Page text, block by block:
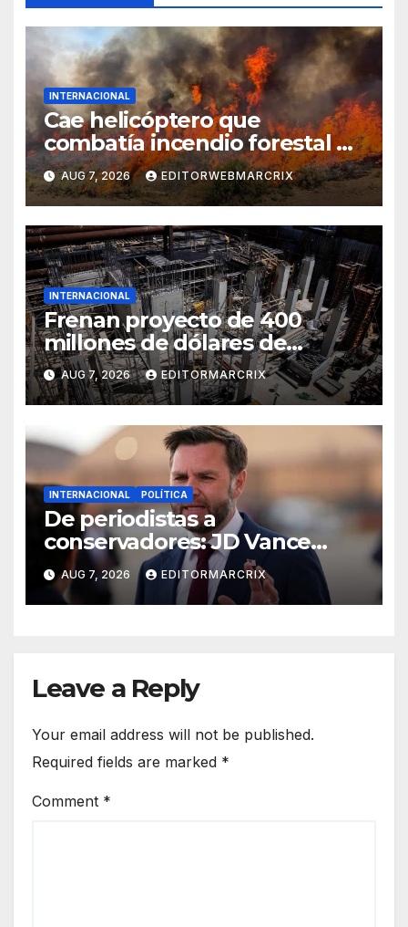
INTERNACIONAL
Cae helicóptero que
combatía incendio forestal en
Utah
AUG 7, 2026 EDITORWEBMARCRIX
INTERNACIONAL
Frenan proyecto de 400
millones de dólares de
Trump en la Casa Blanca
AUG 7, 2026 EDITORMARCRIX
INTERNACIONAL POLÍTICA
De periodistas a
conservadores: JD Vance
intensifica sus ataques desde
las redes
AUG 7, 2026 EDITORMARCRIX
Leave a Reply
Your email address will not be published.
Required fields are marked *
Comment *